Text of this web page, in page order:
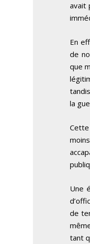
avait
En
de
que
la
Une
de
tant